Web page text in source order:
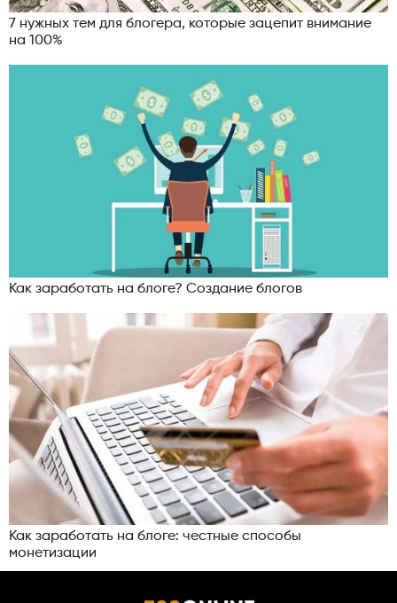
7 нужных тем для блогера, которые зацепит внимание
на 100%
Как заработать на блоге? Создание блогов
Как заработать на блоге: честные способы
монетизации